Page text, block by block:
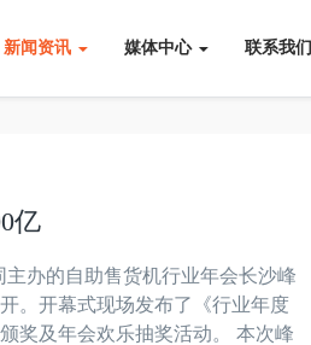
新闻资讯 媒体中心 联系我们
亿
办的自助售货机行业年会长沙峰
。开幕式现场发布了《行业年度
奖及年会欢乐抽奖活动。 本次峰